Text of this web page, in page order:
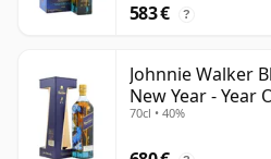
583 € ?
Johnnie Walker
New Year - Year
70cl • 40%